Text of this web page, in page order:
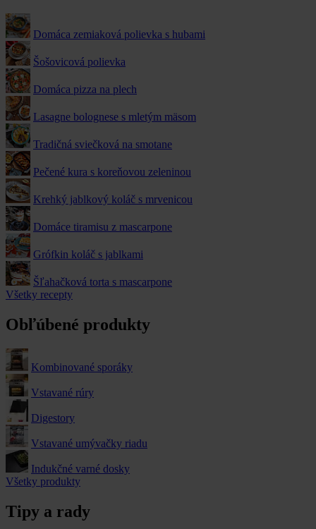
Domáca zemiaková polievka s hubami
Šošovicová polievka
Domáca pizza na plech
Lasagne bolognese s mletým mäsom
Tradičná sviečková na smotane
Pečené kura s koreňovou zeleninou
Krehký jablkový koláč s mrvenicou
Domáce tiramisu z mascarpone
Grófkin koláč s jablkami
Šľahačková torta s mascarpone
Všetky recepty
Obľúbené produkty
Kombinované sporáky
Vstavané rúry
Digestory
Vstavané umývačky riadu
Indukčné varné dosky
Všetky produkty
Tipy a rady